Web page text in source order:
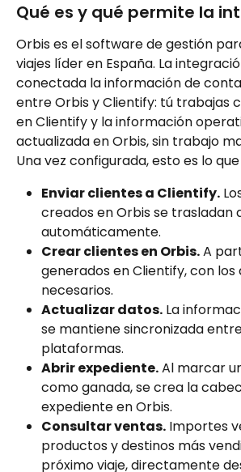
Qué es y qué permite la
Orbis es el software de gestión
viajes líder en España. La
conectada la información de
entre Orbis y Clientify: tú trabajas
en Clientify y la información
actualizada en Orbis, sin trabajo
Una vez configurada, esto es lo
Enviar clientes a Clientify.
creados en Orbis se trasladan
automáticamente.
Crear clientes en Orbis. A
generados en Clientify, con los
necesarios.
Actualizar datos. La
se mantiene sincronizada
plataformas.
Abrir expediente. Al marcar
como ganada, se crea la
expediente en Orbis.
Consultar ventas. Importes
productos y destinos más
próximo viaje, directamente